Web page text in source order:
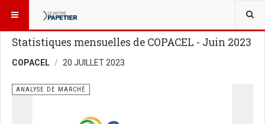
VOUS ÊTES ICI :
Statistiques mensuelles de COPACEL - Juin 2023
COPACEL 20 JUILLET 2023
ANALYSE DE MARCHÉ